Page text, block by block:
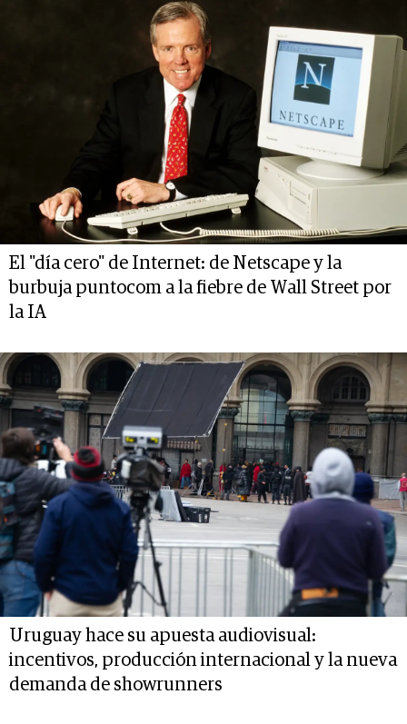
El "día cero" de Internet: de Netscape y la
burbuja puntocom a la fiebre de Wall Street por
la IA
Uruguay hace su apuesta audiovisual:
incentivos, producción internacional y la nueva
demanda de showrunners